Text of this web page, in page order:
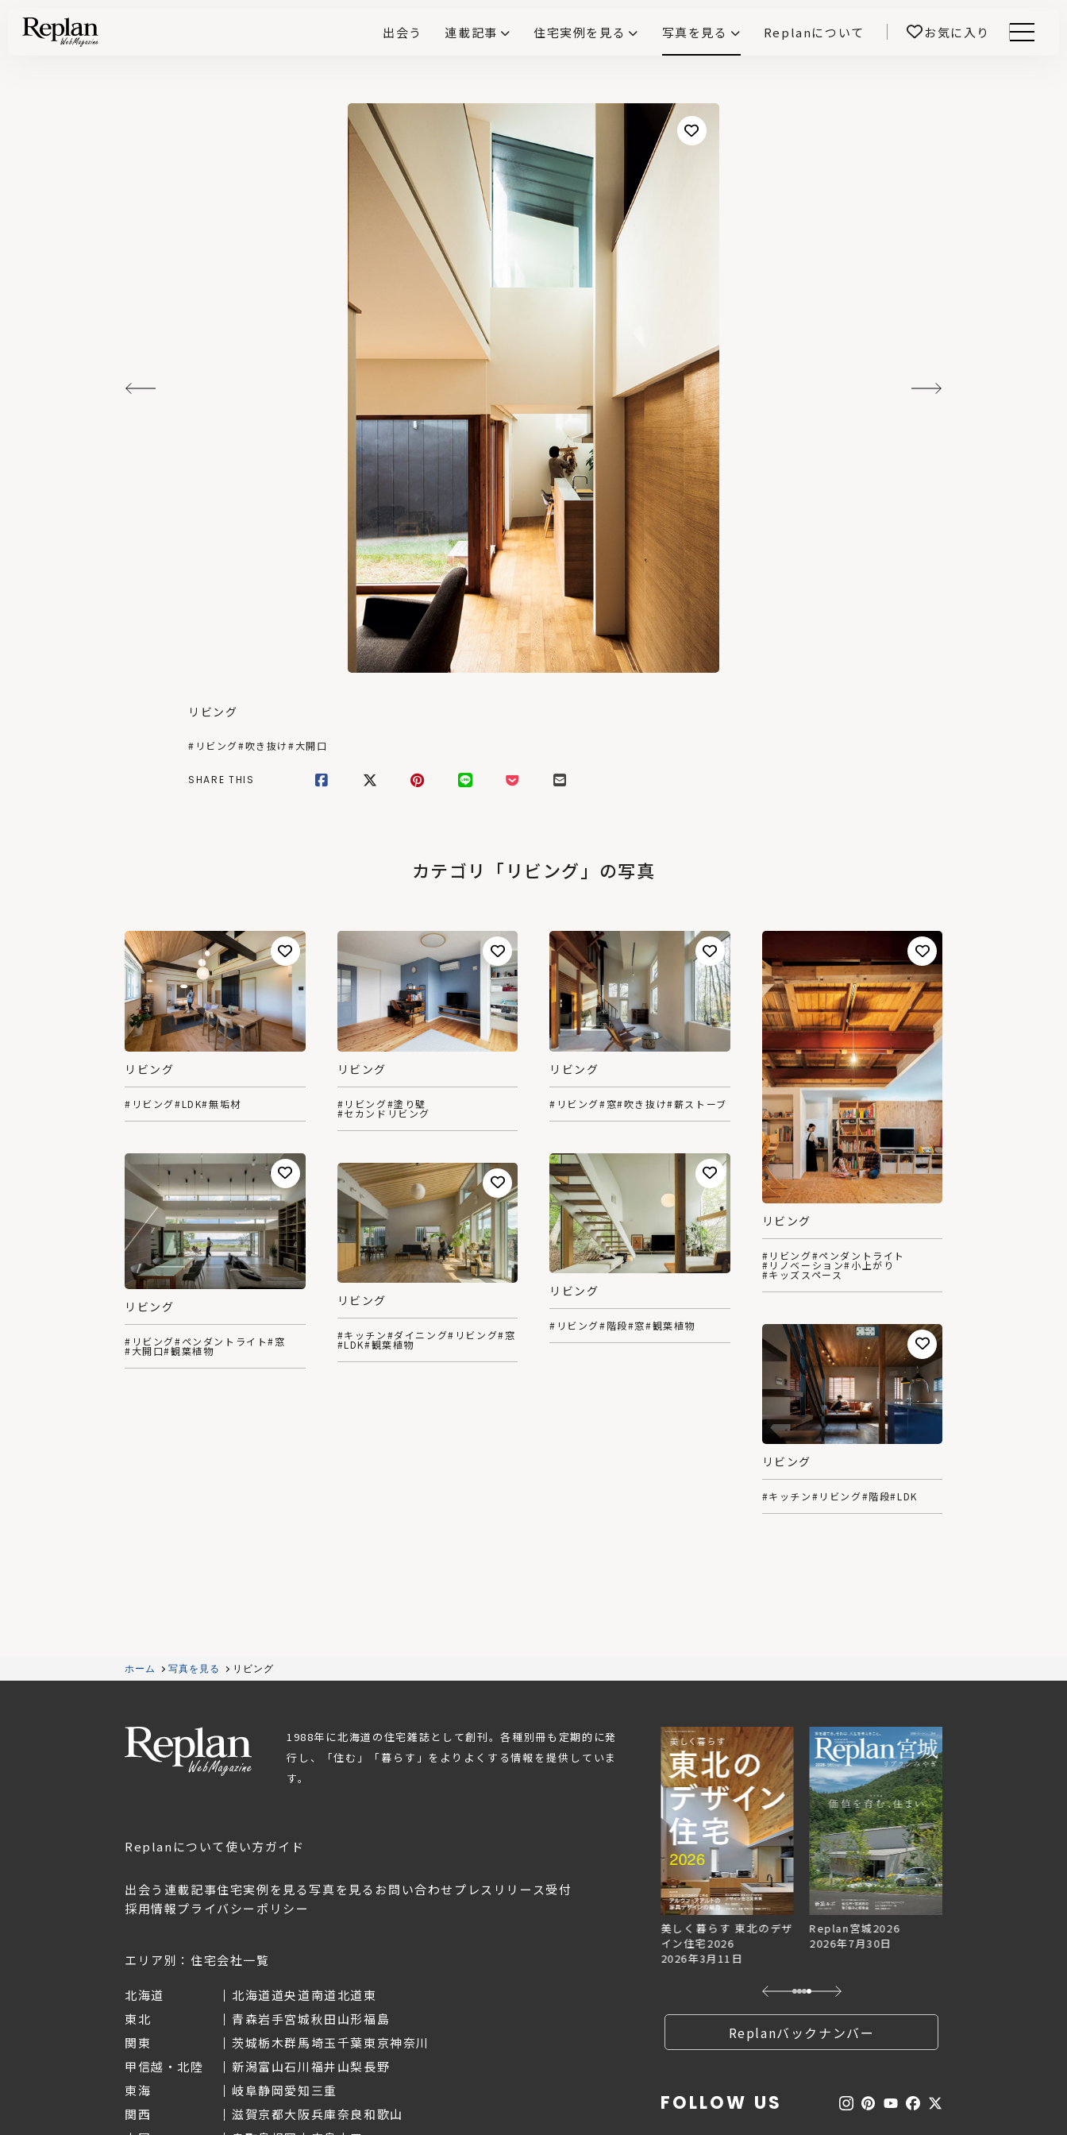
出会う 連載記事 住宅実例を見る 写真を見る Replanについて お気に入り
リビング
#リビング#吹き抜け#大開口
SHARE THIS
カテゴリ「リビング」の写真
リビング
#リビング#LDK#無垢材
リビング
#リビング#塗り壁
#セカンドリビング
リビング
#リビング#窓#吹き抜け#薪ストーブ
リビング
#リビング#ペンダントライト
#リノベーション#小上がり
#キッズスペース
リビング
#リビング#階段#窓#観葉植物
リビング
#リビング#ペンダントライト#窓
#大開口#観葉植物
リビング
#キッチン#ダイニング#リビング#窓
#LDK#観葉植物
リビング
#キッチン#リビング#階段#LDK
ホーム 写真を見る リビング
1988年に北海道の住宅雑誌として創刊。各種別冊も定期的に発
行し、「住む」「暮らす」をよりよくする情報を提供していま
す。
Replanについて使い方ガイド
出会う 連載記事住宅実例を見る写真を見る お問い合わせ プレスリリース受付
採用情報プライバシーポリシー
エリア別：住宅会社一覧
北海道 北海道道央道南道北道東
東北
青森岩手宮城秋田山形福島
関東
茨城栃木群馬埼玉千葉東京神奈川
甲信越・北陸
新潟富山石川福井山梨長野
東海
岐阜静岡愛知三重
関西
滋賀京都大阪兵庫奈良和歌山
2026年3月11日
美しく暮らす 東北のデザ
イン住宅2026
2026年3月11日
Replan宮城2026
2026年7月30日
Replanバックナンバー
FOLLOW US